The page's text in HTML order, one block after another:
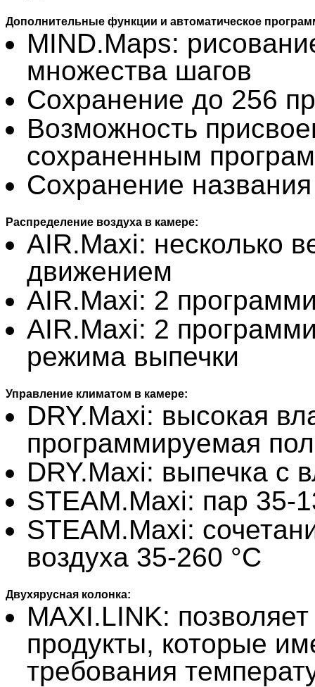
Дополнительные функции и автоматическое
MIND.Maps:
множества шагов
Сохранение до 256
Возможность
сохраненным
Сохранение
Распределение воздуха в камере:
AIR.Maxi: несколько
движением
AIR.Maxi: 2
AIR.Maxi: 2
режима выпечки
Управление климатом в камере:
DRY.Maxi: высокая
программируемая
DRY.Maxi: выпечка с
STEAM.Maxi: пар 35-
STEAM.Maxi:
воздуха 35-260 °C
Двухярусная колонка:
MAXI.LINK:
продукты, которые
требования